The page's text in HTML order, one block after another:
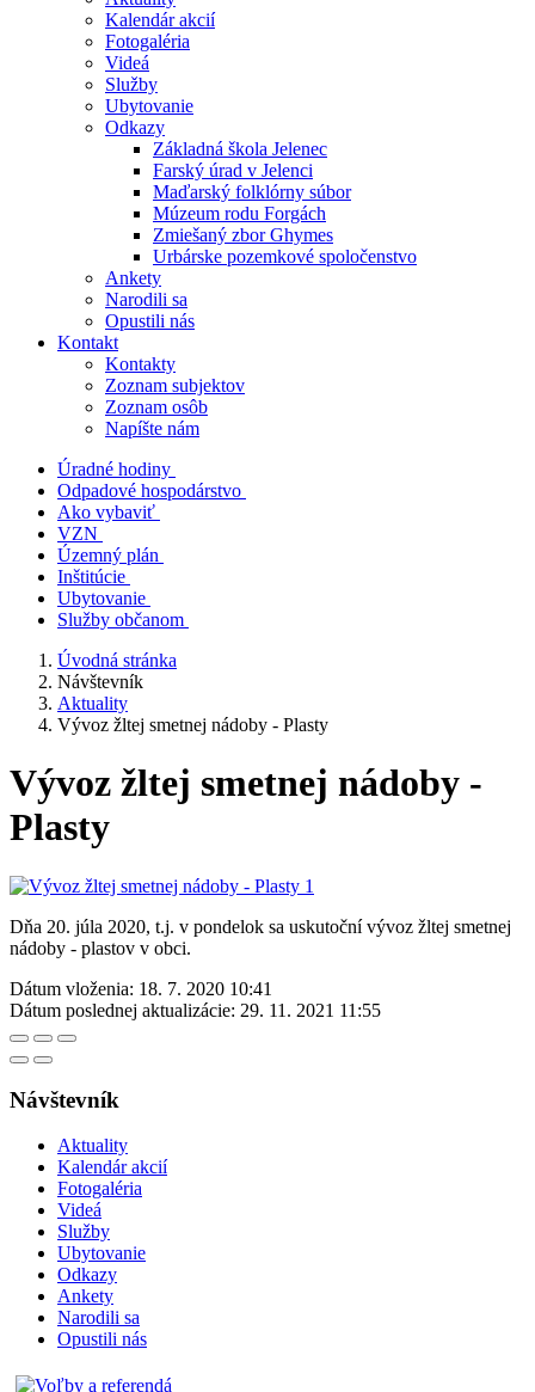
Kalendár akcií
Fotogaléria
Videá
Služby
Ubytovanie
Odkazy
Základná škola Jelenec
Farský úrad v Jelenci
Maďarský folklórny súbor
Múzeum rodu Forgách
Zmiešaný zbor Ghymes
Urbárske pozemkové spoločenstvo
Ankety
Narodili sa
Opustili nás
Kontakt
Kontakty
Zoznam subjektov
Zoznam osôb
Napíšte nám
Úradné hodiny
Odpadové hospodárstvo
Ako vybaviť
VZN
Územný plán
Inštitúcie
Ubytovanie
Služby občanom
Úvodná stránka
Návštevník
Aktuality
Vývoz žltej smetnej nádoby - Plasty
Vývoz žltej smetnej nádoby -
Plasty
Dňa 20. júla 2020, t.j. v pondelok sa uskutoční vývoz žltej smetnej
nádoby - plastov v obci.
Dátum vloženia: 18. 7. 2020 10:41
Dátum poslednej aktualizácie: 29. 11. 2021 11:55
Návštevník
Aktuality
Kalendár akcií
Fotogaléria
Videá
Služby
Ubytovanie
Odkazy
Ankety
Narodili sa
Opustili nás